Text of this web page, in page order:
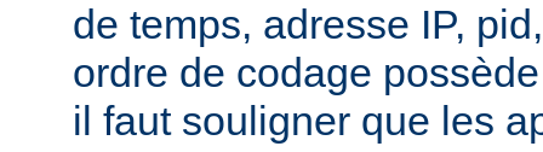
de temps, adresse IP,
ordre de codage
il faut souligner que les